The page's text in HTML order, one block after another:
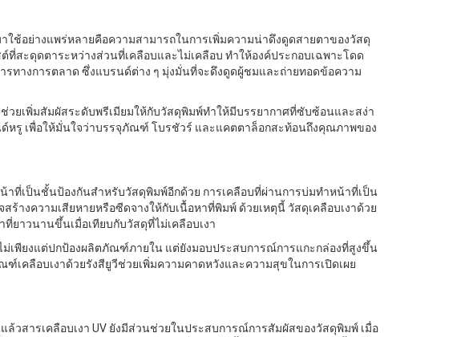
ใช้อย่างแพร่หลายคือความสามารถในการเพิ่มความน่าดึงดูดสายตาของวัสดุ
สะดุดตาระหว่างส่วนที่เคลือบและไม่เคลือบ ทําให้องค์ประกอบเฉพาะโดด
รทางการตลาด ซึ่งแบรนด์ต่าง ๆ มุ่งมั่นที่จะดึงดูดผู้ชมและถ่ายทอดข้อความ
ช่วยเพิ่มสัมผัสระดับพรีเมียมให้กับวัสดุพิมพ์ทําให้มีบรรยากาศที่ซับซ้อนและสง่า
หรู เพื่อให้มั่นใจว่าบรรจุภัณฑ์ โบรชัวร์ และแคตตาล็อกสะท้อนถึงคุณภาพของ
าที่เป็นชั้นป้องกันสําหรับวัสดุพิมพ์อีกด้วย การเคลือบที่ผ่านการบ่มทําหน้าที่เป็น
างความเสียหายหรือซีดจางให้กับเนื้อหาที่พิมพ์ ด้วยเหตุนี้ วัสดุเคลือบเงาด้วย
ยาวนานขึ้นเมื่อเทียบกับวัสดุที่ไม่เคลือบเงา
ม่เพียงแต่ปกป้องผลิตภัณฑ์ภายใน แต่ยังมอบประสบการณ์การแกะกล่องที่สูงขึ้น
เคลือบเงาด้วยรังสียูวีช่วยเพิ่มความคาดหวังและความสุขในการเปิดเผย
วสารเคลือบเงา UV ยังมีส่วนช่วยในประสบการณ์การสัมผัสของวัสดุพิมพ์ เมื่อ